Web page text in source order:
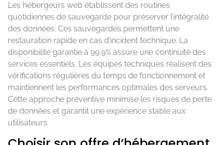
Les hébergeurs web établissent des routines
quotidiennes de sauvegarde pour préserver l’intégralité
des données. Ces sauvegardes permettent une
restauration rapide en cas d’incident technique. La
disponibilité garantie à 99,9% assure une continuité des
services essentiels. Les équipes techniques réalisent des
vérifications régulières du temps de fonctionnement et
maintiennent les performances optimales des serveurs.
Cette approche préventive minimise les risques de perte
de données et garantit une expérience stable aux
utilisateurs.